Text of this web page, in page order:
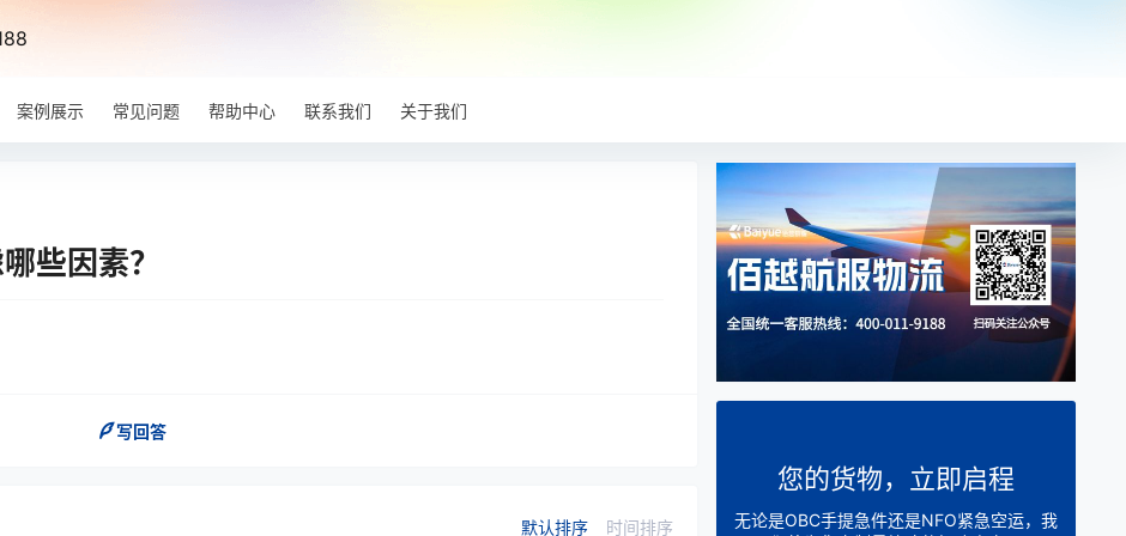
案例展示 常见问题 帮助中心 联系我们 关于我们
些因素？
写回答
默认排序 时间排序
您的货物，立即启程
无论是OBC手提急件还是NFO紧急空运，我